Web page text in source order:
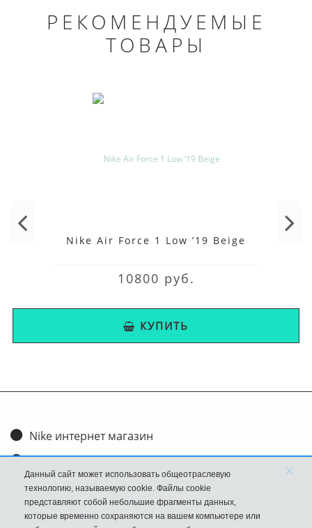
РЕКОМЕНДУЕМЫЕ
ТОВАРЫ
Nike Air Force 1 Low ’19 Beige
10800 руб.
КУПИТЬ
Nike интернет магазин
Доставка и оплата
Обмен и возврат
Размеры
Данный сайт может использовать общеотраслевую
технологию, называемую cookie. Файлы cookie
представляют собой небольшие фрагменты данных,
которые временно сохраняются на вашем компьютере или
×